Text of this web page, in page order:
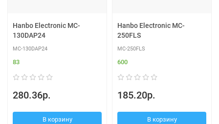
Hanbo Electronic MC-
130DAP24
MC-130DAP24
83
280.36р.
В корзину
Hanbo Electronic MC-
250FLS
MC-250FLS
600
185.20р.
В корзину